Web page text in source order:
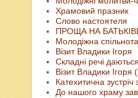
Храмовий празник
Слово настоятеля
ПРОЩА НА
Молодіжна
Візит Владики Ігоря
Складні речі
Візит Владики Ігоря
Катехитична
До нашого храму